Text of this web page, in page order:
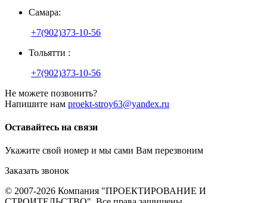
Самара:
+7(902)373-10-56
Тольятти :
+7(902)373-10-56
Не можете позвонить?
Напишите нам proekt-stroy63@yandex.ru
Оставайтесь на связи
Укажите свой номер и мы сами Вам перезвоним
Заказать звонок
© 2007-2026 Компания "ПРОЕКТИРОВАНИЕ И